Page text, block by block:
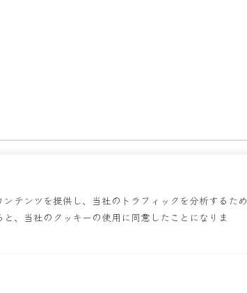
テンツを提供し、当社のトラフィックを分析するため
、当社のクッキーの使用に同意したことになりま
English简体字 繁體中文한국어